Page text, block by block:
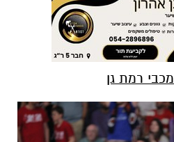
מכבי רמת גן